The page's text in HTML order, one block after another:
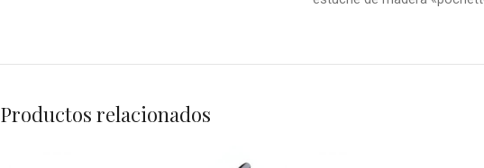
Productos relacionados